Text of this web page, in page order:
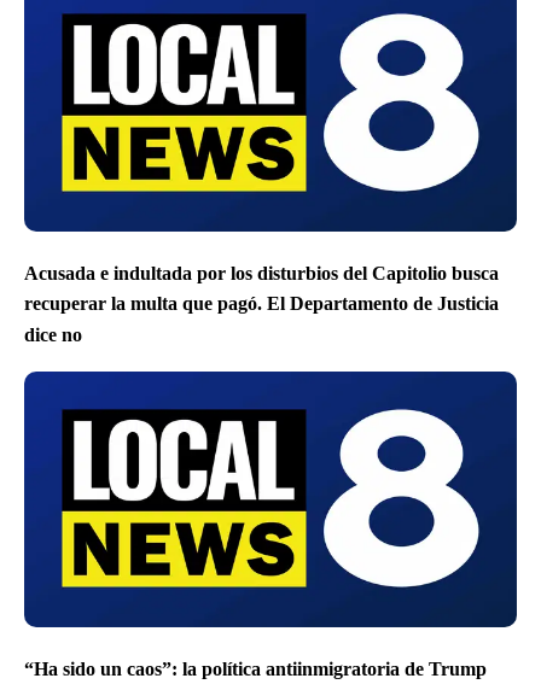
Acusada e indultada por los disturbios del Capitolio busca
recuperar la multa que pagó. El Departamento de Justicia
dice no
“Ha sido un caos”: la política antiinmigratoria de Trump